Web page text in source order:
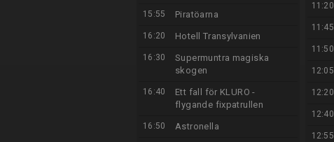
15:55 Piratöarna
16:20 Hotell Transylvanien
16:30
Supermuntra magiska
skogen
16:40
Ett fall för KLURO -
flygande fixpatrullen
16:50 Astronella
11:20
11:45
11:50
12:05
12:20
12:40
12:55